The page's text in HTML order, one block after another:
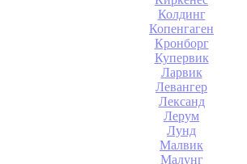
Колдинг
Копенгаген
Кронборг
Купервик
Ларвик
Левангер
Лександ
Лерум
Лунд
Малвик
Малунг